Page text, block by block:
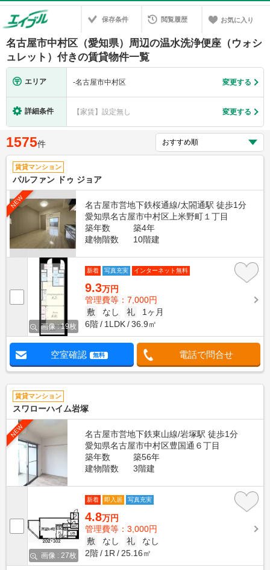
保存条件 閲覧履歴 お気に入り
名古屋市中村区（愛知県）周辺の温水洗浄便座（ウォシ
ュレット）付きの賃貸物件一覧
エリア -名古屋市中村区 変更する
詳細条件 【家賃】設定無し 変更する
1575件
賃貸マンション
パルファン ドゥ ジョア
NEW
名古屋市営地下鉄桜通線/太閤通駅 徒歩1分
愛知県名古屋市中村区上米野町１丁目
築年数
築4年
建物階数
10階建
画像 : 19枚
新着 写真充実 インターネット無料
9.3万円
管理費等：7,000円
敷
なし 礼
1ヶ月
6階
1LDK 36.9㎡
空室確認 無料 電話で問合せ
賃貸マンション
スワローハイム岩塚
NEW
名古屋市営地下鉄東山線/岩塚駅 徒歩1分
愛知県名古屋市中村区豊国通６丁目
築年数
築56年
建物階数
3階建
画像 : 27枚
新着 即入居 写真充実
4.8万円
管理費等：3,000円
敷
なし 礼
なし
2階
1R 25.16㎡